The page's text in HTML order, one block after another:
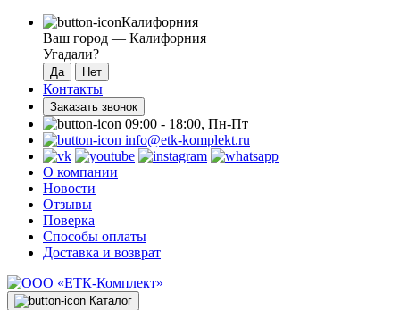
Калифорния
Ваш город — Калифорния
Угадали?
Контакты
Заказать звонок
09:00 - 18:00, Пн-Пт
info@etk-komplekt.ru
О компании
Новости
Отзывы
Поверка
Способы оплаты
Доставка и возврат
Каталог